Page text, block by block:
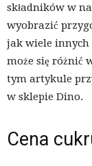
składników w
wyobrazić
jak wiele innych
może się różnić
tym artykule
w sklepie Dino.
Cena